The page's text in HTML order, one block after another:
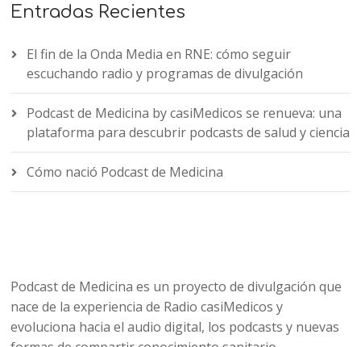
Entradas Recientes
El fin de la Onda Media en RNE: cómo seguir
escuchando radio y programas de divulgación
Podcast de Medicina by casiMedicos se renueva: una
plataforma para descubrir podcasts de salud y ciencia
Cómo nació Podcast de Medicina
Podcast de Medicina es un proyecto de divulgación que
nace de la experiencia de Radio casiMedicos y
evoluciona hacia el audio digital, los podcasts y nuevas